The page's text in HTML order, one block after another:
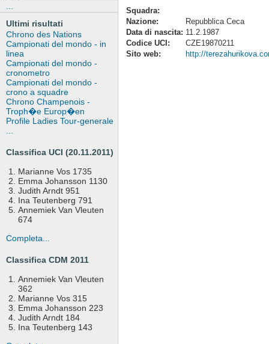
Ultimi risultati
Chrono des Nations
Campionati del mondo - in
linea
Campionati del mondo -
cronometro
Campionati del mondo -
crono a squadre
Chrono Champenois -
Troph�e Europ�en
Profile Ladies Tour-generale
Classifica UCI (20.11.2011)
Marianne Vos 1735
Emma Johansson 1130
Judith Arndt 951
Ina Teutenberg 791
Annemiek Van Vleuten
674
Completa...
Classifica CDM 2011
Annemiek Van Vleuten
362
Marianne Vos 315
Emma Johansson 223
Judith Arndt 184
Ina Teutenberg 143
Squadra:
Nazione:
Repubblica Ceca
Data di nascita: 11.2.1987
Codice UCI:
CZE19870211
Sito web:
http://